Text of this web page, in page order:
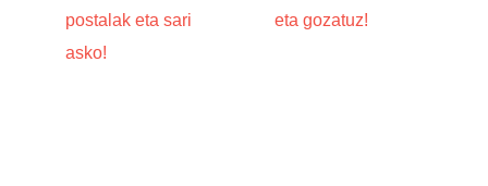
postalak eta sari
asko!
eta gozatuz!